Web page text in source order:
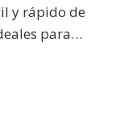
y rápido de
para…